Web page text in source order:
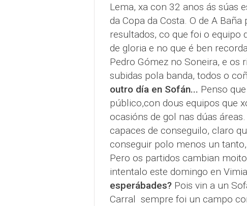
Lema, xa con 32 anos ás súas
da Copa da Costa. O de A
resultados, co que foi o equipo
de gloria e no que é ben
Pedro Gómez no Soneira, e os
subidas pola banda, todos o
outro día en Sofán... Penso
público,con dous equipos que
ocasións de gol nas dúas
capaces de conseguilo, claro
conseguir polo menos un
Pero os partidos cambian
intentalo este domingo en
esperábades?Pois vin a un
Carral sempre foi un campo